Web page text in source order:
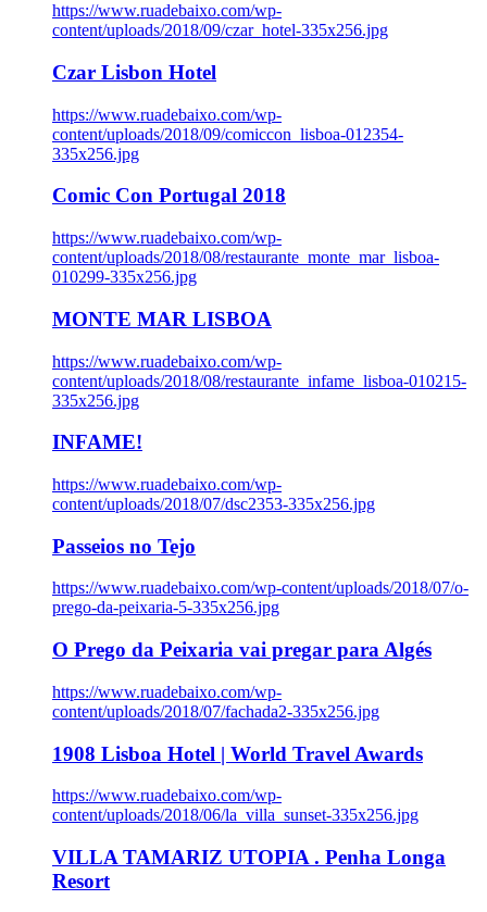
https://www.ruadebaixo.com/wp-
content/uploads/2018/09/czar_hotel-335x256.jpg
Czar Lisbon Hotel
https://www.ruadebaixo.com/wp-
content/uploads/2018/09/comiccon_lisboa-012354-
335x256.jpg
Comic Con Portugal 2018
https://www.ruadebaixo.com/wp-
content/uploads/2018/08/restaurante_monte_mar_lisboa-
010299-335x256.jpg
MONTE MAR LISBOA
https://www.ruadebaixo.com/wp-
content/uploads/2018/08/restaurante_infame_lisboa-010215-
335x256.jpg
INFAME!
https://www.ruadebaixo.com/wp-
content/uploads/2018/07/dsc2353-335x256.jpg
Passeios no Tejo
https://www.ruadebaixo.com/wp-content/uploads/2018/07/o-
prego-da-peixaria-5-335x256.jpg
O Prego da Peixaria vai pregar para Algés
https://www.ruadebaixo.com/wp-
content/uploads/2018/07/fachada2-335x256.jpg
1908 Lisboa Hotel | World Travel Awards
https://www.ruadebaixo.com/wp-
content/uploads/2018/06/la_villa_sunset-335x256.jpg
VILLA TAMARIZ UTOPIA . Penha Longa
Resort